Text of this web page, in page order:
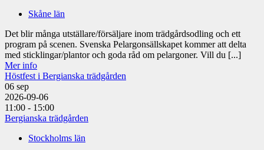
Skåne län
Det blir många utställare/försäljare inom trädgårdsodling och ett
program på scenen. Svenska Pelargonsällskapet kommer att delta
med sticklingar/plantor och goda råd om pelargoner. Vill du [...]
Mer info
Höstfest i Bergianska trädgården
06 sep
2026-09-06
11:00 - 15:00
Bergianska trädgården
Stockholms län